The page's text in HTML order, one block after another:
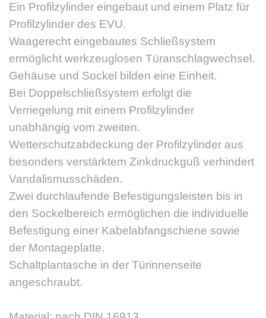
Ein Profilzylinder eingebaut und einem Platz für
Profilzylinder des EVU.
Waagerecht eingebautes Schließsystem
ermöglicht werkzeuglosen Türanschlagwechsel.
Gehäuse und Sockel bilden eine Einheit.
Bei Doppelschließsystem erfolgt die
Verriegelung mit einem Profilzylinder
unabhängig vom zweiten.
Wetterschutzabdeckung der Profilzylinder aus
besonders verstärktem Zinkdruckguß verhindert
Vandalismusschäden.
Zwei durchlaufende Befestigungsleisten bis in
den Sockelbereich ermöglichen die individuelle
Befestigung einer Kabelabfangschiene sowie
der Montageplatte.
Schaltplantasche in der Türinnenseite
angeschraubt.